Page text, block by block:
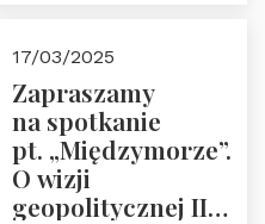
“Rosja-Niemcy…”
17/03/2025
Zapraszamy
na spotkanie
pt. „Międzymorze”.
O wizji
geopolitycznej II